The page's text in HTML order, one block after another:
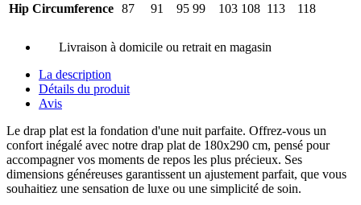
Hip Circumference 87 91 95 99 103 108 113 118
Livraison à domicile ou retrait en magasin
La description
Détails du produit
Avis
Le drap plat est la fondation d'une nuit parfaite. Offrez-vous un
confort inégalé avec notre drap plat de 180x290 cm, pensé pour
accompagner vos moments de repos les plus précieux. Ses
dimensions généreuses garantissent un ajustement parfait, que vous
souhaitiez une sensation de luxe ou une simplicité de soin.